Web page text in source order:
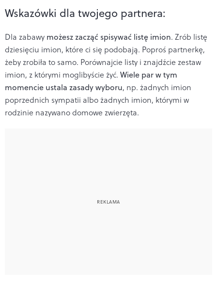
Wskazówki dla twojego partnera:
Dla zabawy możesz zacząć spisywać listę imion. Zrób listę
dziesięciu imion, które ci się podobają. Poproś partnerkę,
żeby zrobiła to samo. Porównajcie listy i znajdźcie zestaw
imion, z którymi moglibyście żyć. Wiele par w tym
momencie ustala zasady wyboru, np. żadnych imion
poprzednich sympatii albo żadnych imion, którymi w
rodzinie nazywano domowe zwierzęta.